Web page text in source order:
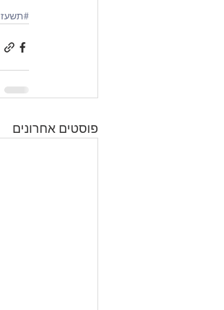
#תשעז
פוסטים אחרונים